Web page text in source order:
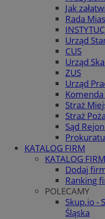
Jak
Rada
Urząd
CUS
Urząd
ZUS
Urząd
Straż
Straż
Sąd
KATALOG FIRM
KATALOG FIRM
Dodaj
Ranking
POLECAMY
Skup.io -
Śląska